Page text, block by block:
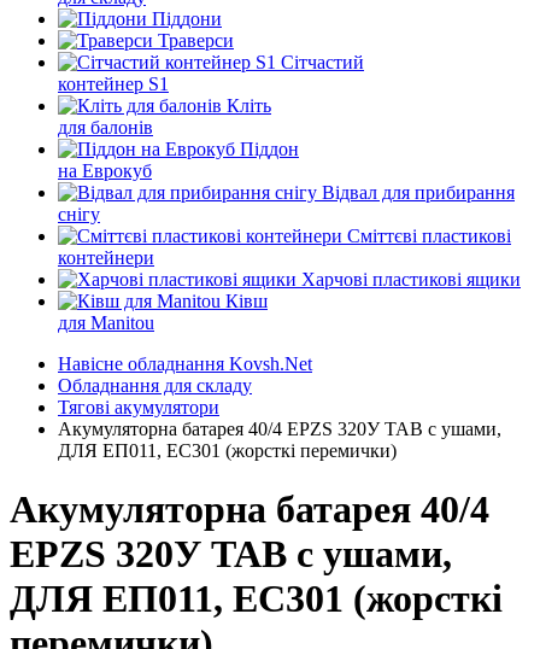
Піддони
Траверси
Сітчастий
контейнер S1
Кліть
для балонів
Піддон
на Еврокуб
Відвал для прибирання
снігу
Cміттєві пластикові
контейнери
Харчові пластикові ящики
Ківш
для Manitou
Навісне обладнання Kovsh.Net
Обладнання для складу
Тягові акумулятори
Акумуляторна батарея 40/4 EPZS 320У ТАВ с ушами,
ДЛЯ ЕП011, ЕС301 (жорсткі перемички)
Акумуляторна батарея 40/4
EPZS 320У ТАВ с ушами,
ДЛЯ ЕП011, ЕС301 (жорсткі